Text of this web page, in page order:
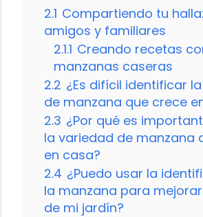
2.1 Compartiendo tu
amigos y familiares
2.1.1 Creando recetas
manzanas caseras
2.2 ¿Es difícil identificar
de manzana que crece
2.3 ¿Por qué es
la variedad de manzana
en casa?
2.4 ¿Puedo usar la
la manzana para
de mi jardín?